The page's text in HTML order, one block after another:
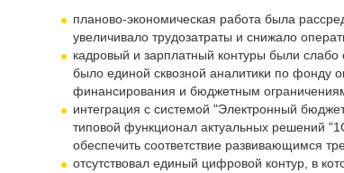
планово‑экономическая работа была
увеличивало трудозатраты и снижало
кадровый и зарплатный контуры были
было единой сквозной аналитики по фонду
финансирования и бюджетным
интеграция с системой "Электронный
типовой функционал актуальных решений
обеспечить соответствие развивающимся
отсутствовал единый цифровой контур, в